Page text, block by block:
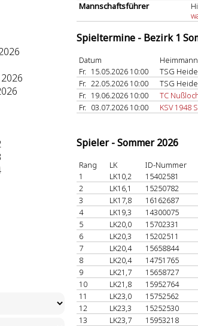
Mannschaftsführer
Spieltermine - Bezirk 1
Datum
Fr. 15.05.2026 10:00 TSG
Fr. 22.05.2026 10:00 TSG
Fr. 19.06.2026 10:00 TC
Fr. 03.07.2026 10:00 KSV 1948
Spieler - Sommer 2026
Rang LK ID-Nummer
1
LK10,2 15402581
2
LK16,1 15250782
3
LK17,8 16162687
4
LK19,3 14300075
5
LK20,0 15702331
6
LK20,3 15202511
7
LK20,4 15658844
8
LK20,4 14751765
9
LK21,7 15658727
10
LK21,8 15952764
11
LK23,0 15752562
12
LK23,3 15252530
13
LK23,7 15953218